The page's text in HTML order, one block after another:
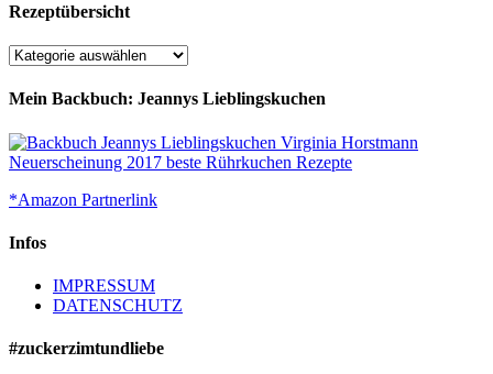
Rezeptübersicht
Rezeptübersicht
Mein Backbuch: Jeannys Lieblingskuchen
*Amazon Partnerlink
Infos
IMPRESSUM
DATENSCHUTZ
#zuckerzimtundliebe